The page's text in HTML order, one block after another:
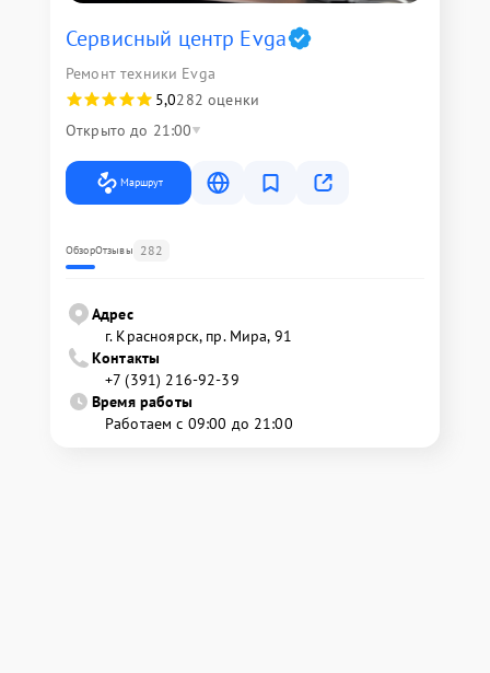
Сервисный центр Evga
Ремонт техники Evga
5,0282 оценки
Открыто до 21:00
Маршрут
ОбзорОтзывы 282
Адрес
г. Красноярск, ​пр. Мира, 91
Контакты
+7 (391) 216-92-39
Время работы
Работаем с 09:00 до 21:00